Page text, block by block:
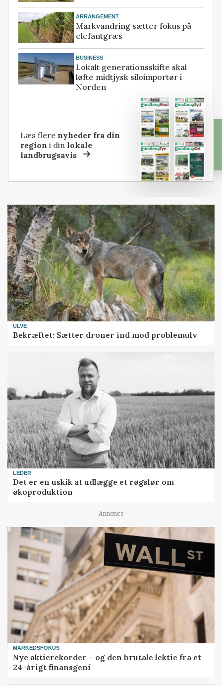
ARRANGEMENT
Markvandring sætter fokus på
elefantgræs
BUSINESS
Lokalt generationsskifte skal
løfte midtjysk siloimportør i
Norden
Læs flere nyheder fra din
region i dinlokale
landbrugsavis
ULVE
Bekræftet: Sætter droner ind mod problemulv
LEDER
Det er en uskik at udlægge et røgslør om
økoproduktion
Annonce
MARKEDSFOKUS
Nye aktierekorder – og den brutale lektie fra et
24-årigt finansgeni